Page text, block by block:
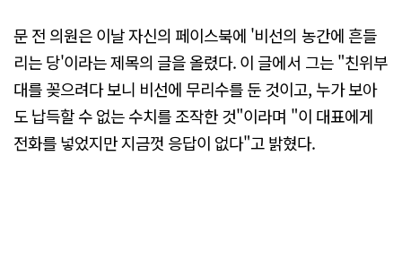
문 전 의원은 이날 자신의 페이스북에 '비선의 농간에 흔들
리는 당'이라는 제목의 글을 올렸다. 이 글에서 그는 "친위부
대를 꽂으려다 보니 비선에 무리수를 둔 것이고, 누가 보아
도 납득할 수 없는 수치를 조작한 것"이라며 "이 대표에게
전화를 넣었지만 지금껏 응답이 없다"고 밝혔다.